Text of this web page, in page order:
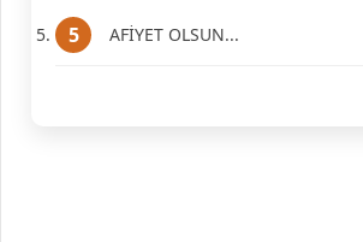
AFİYET OLSUN...